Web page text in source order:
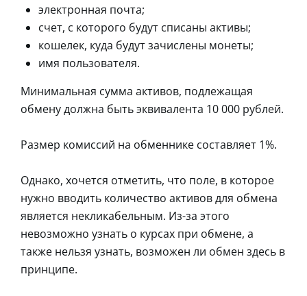
электронная почта;
счет, с которого будут списаны активы;
кошелек, куда будут зачислены монеты;
имя пользователя.
Минимальная сумма активов, подлежащая
обмену должна быть эквивалента 10 000 рублей.
Размер комиссий на обменнике составляет 1%.
Однако, хочется отметить, что поле, в которое
нужно вводить количество активов для обмена
является некликабельным. Из-за этого
невозможно узнать о курсах при обмене, а
также нельзя узнать, возможен ли обмен здесь в
принципе.